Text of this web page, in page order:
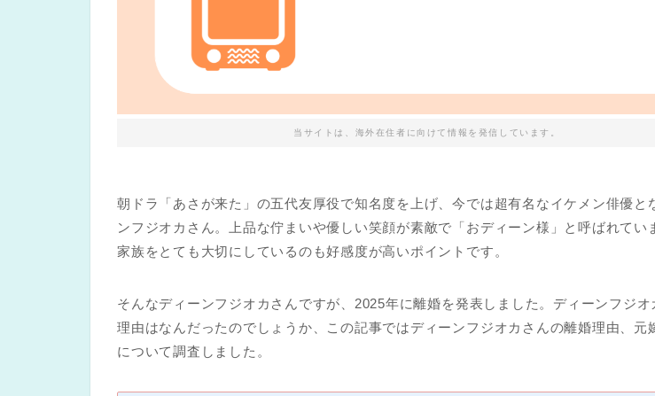
当サイトは、海外在住者に向けて情報を発信しています。
朝ドラ「あさが来た」の五代友厚役で知名度を上げ、今では超有名なイケメン俳優と
ンフジオカさん。上品な佇まいや優しい笑顔が素敵で「おディーン様」と呼ばれてい
家族をとても大切にしているのも好感度が高いポイントです。
そんなディーンフジオカさんですが、2025年に離婚を発表しました。ディーンフジオ
理由はなんだったのでしょうか、この記事ではディーンフジオカさんの離婚理由、元
について調査しました。